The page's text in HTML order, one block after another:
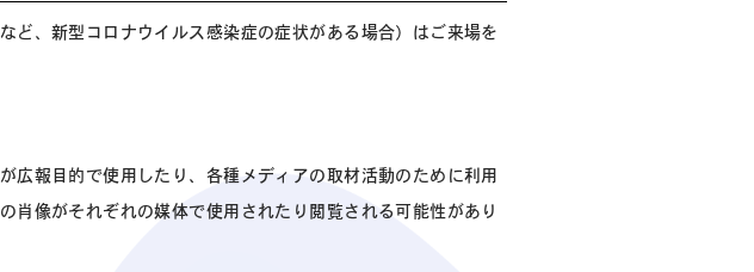
ど、新型コロナウイルス感染症の症状がある場合）はご来場を
広報目的で使用したり、各種メディアの取材活動のために利用
肖像がそれぞれの媒体で使用されたり閲覧される可能性があり